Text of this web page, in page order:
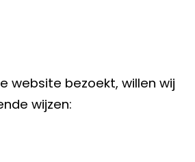
website bezoekt, willen wij
wijzen: